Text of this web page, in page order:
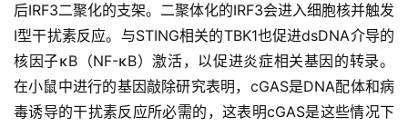
后IRF3二聚化的支架。二聚体化的IRF3会进入细胞核并触发
I型干扰素反应。与STING相关的TBK1也促进dsDNA介导的
核因子κB（NF-κB）激活，以促进炎症相关基因的转录。
在小鼠中进行的基因敲除研究表明，cGAS是DNA配体和病
毒诱导的干扰素反应所必需的，这表明cGAS是这些情况下